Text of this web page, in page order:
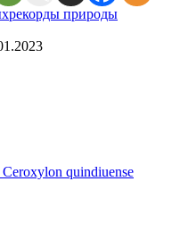
рекорды природы
quindiuense